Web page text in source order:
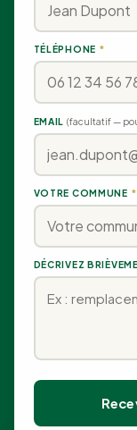
TÉLÉPHONE *
EMAIL (facultatif —
VOTRE COMMUNE *
DÉCRIVEZ